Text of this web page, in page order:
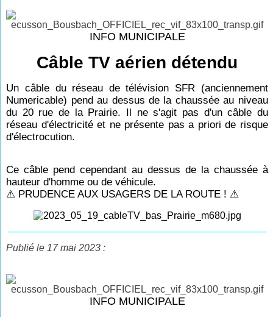
INFO MUNICIPALE
Câble TV aérien détendu
Un câble du réseau de télévision SFR (anciennement
Numericable) pend au dessus de la chaussée au niveau
du 20 rue de la Prairie. Il ne s'agit pas d'un câble du
réseau d'électricité et ne présente pas a priori de risque
d'électrocution.
Ce câble pend cependant au dessus de la chaussée à
hauteur d'homme ou de véhicule.
⚠ PRUDENCE AUX USAGERS DE LA ROUTE ! ⚠
Publié le 17 mai 2023 :
INFO MUNICIPALE